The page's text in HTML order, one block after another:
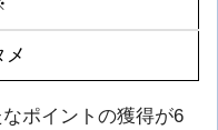
メ
ポイントの獲得が6